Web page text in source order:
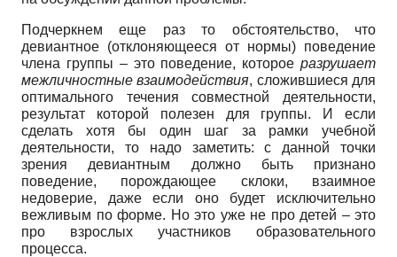
Подчеркнем еще раз то обстоятельство, что
девиантное (отклоняющееся от нормы) поведение
члена группы – это поведение, которое разрушает
межличностные взаимодействия, сложившиеся для
оптимального течения совместной деятельности,
результат которой полезен для группы. И если
сделать хотя бы один шаг за рамки учебной
деятельности, то надо заметить: с данной точки
зрения девиантным должно быть признано
поведение, порождающее склоки, взаимное
недоверие, даже если оно будет исключительно
вежливым по форме. Но это уже не про детей – это
про взрослых участников образовательного
процесса.